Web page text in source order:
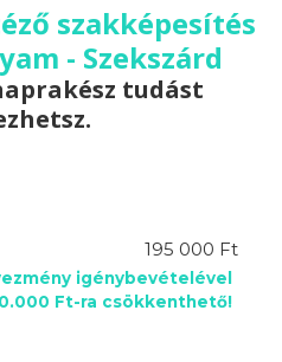
szakképesítés
- Szekszárd
tudást
195 000 Ft
igénybevételével
Ft-ra csökkenthető!